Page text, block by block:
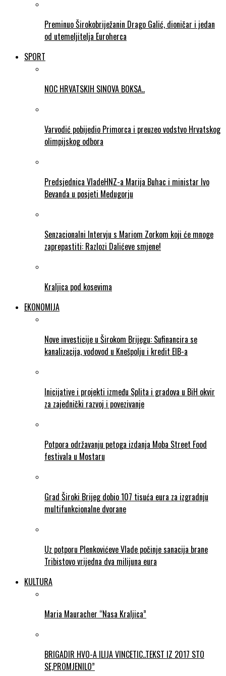
Preminuo Širokobriježanin Drago Galić, dioničar i jedan
od utemeljitelja Euroherca
SPORT
NOC HRVATSKIH SINOVA BOKSA..
Varvodić pobijedio Primorca i preuzeo vodstvo Hrvatskog
olimpijskog odbora
Predsjednica VladeHNZ-a Marija Buhac i ministar Ivo
Bevanda u posjeti Medugorju
Senzacionalni Intervju s Mariom Zorkom koji će mnoge
zaprepastiti: Razlozi Dalićeve smjene!
Kraljica pod kosevima
EKONOMIJA
Nove investicije u Širokom Brijegu: Sufinancira se
kanalizacija, vodovod u Knešpolju i kredit EIB-a
Inicijative i projekti između Splita i gradova u BiH okvir
za zajednički razvoj i povezivanje
Potpora održavanju petoga izdanja Moba Street Food
festivala u Mostaru
Grad Široki Brijeg dobio 107 tisuća eura za izgradnju
multifunkcionalne dvorane
Uz potporu Plenkovićeve Vlade počinje sanacija brane
Tribistovo vrijedna dva milijuna eura
KULTURA
Maria Mauracher “Nasa Kraljica”
BRIGADIR HVO-A ILIJA VINCETIC..TEKST IZ 2017 STO
SE,PROMJENILO”